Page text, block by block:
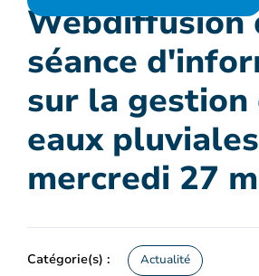
Webdiffusion
séance
sur la gestion
eaux
mercredi 27
Catégorie(s) : Actualité